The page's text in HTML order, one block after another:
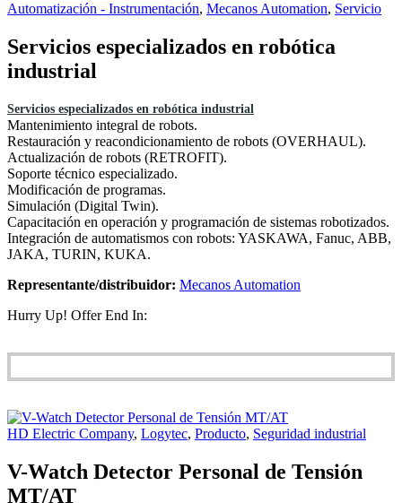
Automatización - Instrumentación, Mecanos Automation, Servicio
Servicios especializados en robótica
industrial
Servicios especializados en robótica industrial
Mantenimiento integral de robots.
Restauración y reacondicionamiento de robots (OVERHAUL).
Actualización de robots (RETROFIT).
Soporte técnico especializado.
Modificación de programas.
Simulación (Digital Twin).
Capacitación en operación y programación de sistemas robotizados.
Integración de automatismos con robots: YASKAWA, Fanuc, ABB,
JAKA, TURIN, KUKA.
Representante/distribuidor: Mecanos Automation
Hurry Up! Offer End In:
HD Electric Company, Logytec, Producto, Seguridad industrial
V-Watch Detector Personal de Tensión
MT/AT